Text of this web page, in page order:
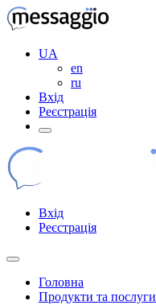
UA
en
ru
Вхід
Реєстрація
Вхід
Реєстрація
Головна
Продукти та послуги